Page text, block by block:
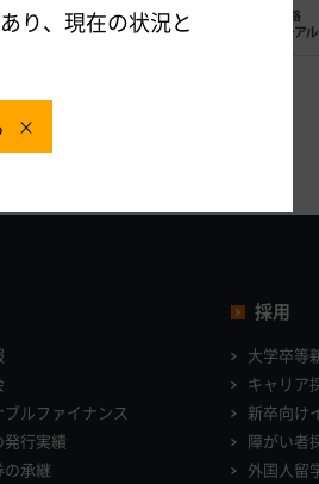
ルファイナンス
行実績
の承継
採用
大学卒等
キャリア
新卒向け
障がい者
外国人留
り、現在の状況と